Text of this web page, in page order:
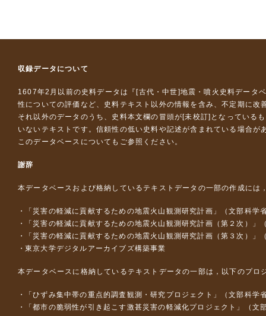
収録データについて
1607年2月以前の史料データは『 [古代・中世]地震・噴火史料データ
性についての評価など、史料テキスト以外の情報を含み、不定期に改
それ以外のデータのうち、史料本文欄の冒頭が[未校訂]となっている
いないテキストです。信頼性の低い史料や記述が含まれている場合が
このデータベースについて もご参照ください。
謝辞
本データベースおよび格納しているテキストデータの一部の作成には
「災害の軽減に貢献するための地震火山観測研究計画」（文部科学
「災害の軽減に貢献するための地震火山観測研究計画（第２次）」
「災害の軽減に貢献するための地震火山観測研究計画（第３次）」
東京大学デジタルアーカイブズ構築事業
本データベースに格納しているテキストデータの一部は，以下のプロ
「ひずみ集中帯の重点的調査観測・研究プロジェクト」（文部科
「都市の脆弱性が引き起こす激甚災害の軽減化プロジェクト」（